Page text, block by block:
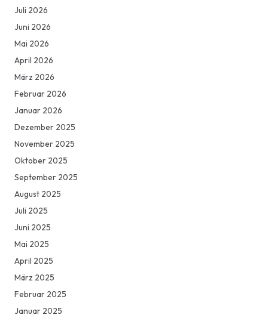
Juli 2026
Juni 2026
Mai 2026
April 2026
März 2026
Februar 2026
Januar 2026
Dezember 2025
November 2025
Oktober 2025
September 2025
August 2025
Juli 2025
Juni 2025
Mai 2025
April 2025
März 2025
Februar 2025
Januar 2025